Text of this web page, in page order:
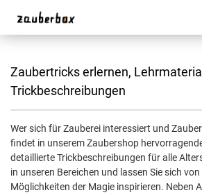
Zaubertricks erlernen,
Trickbeschreibungen
Wer sich für Zauberei interessiert und
findet in unserem Zaubershop
detaillierte Trickbeschreibungen für alle
in unseren Bereichen und lassen Sie sich
Möglichkeiten der Magie inspirieren. Neben